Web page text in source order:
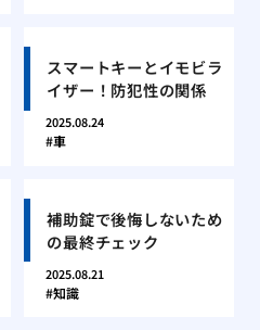
スマートキーとイモビラ
イザー！防犯性の関係
2025.08.24
車
補助錠で後悔しないため
の最終チェック
2025.08.21
知識